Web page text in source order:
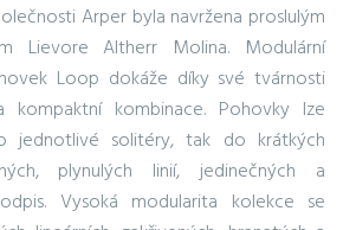
Arper byla navržena proslulým
Lievore Altherr Molina. Modulární
Loop dokáže díky své tvárnosti
kombinace. Pohovky lze
jednotlivé solitéry, tak do krátkých
plynulých linií, jedinečných a
Vysoká modularita kolekce se